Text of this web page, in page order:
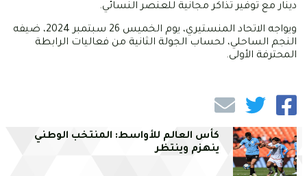
دينار مع توفير تذاكر مجانية للعنصر النسائي.
ويواجه الاتحاد المنستيري، يوم الخميس 26 سبتمبر 2024، ضيفه
النجم الساحلي، لحساب الجولة الثانية من فعاليات الرابطة
المحترفة الأولى.
كأس العالم للأواسط: المنتخب الوطني
ينهزم وينتظر